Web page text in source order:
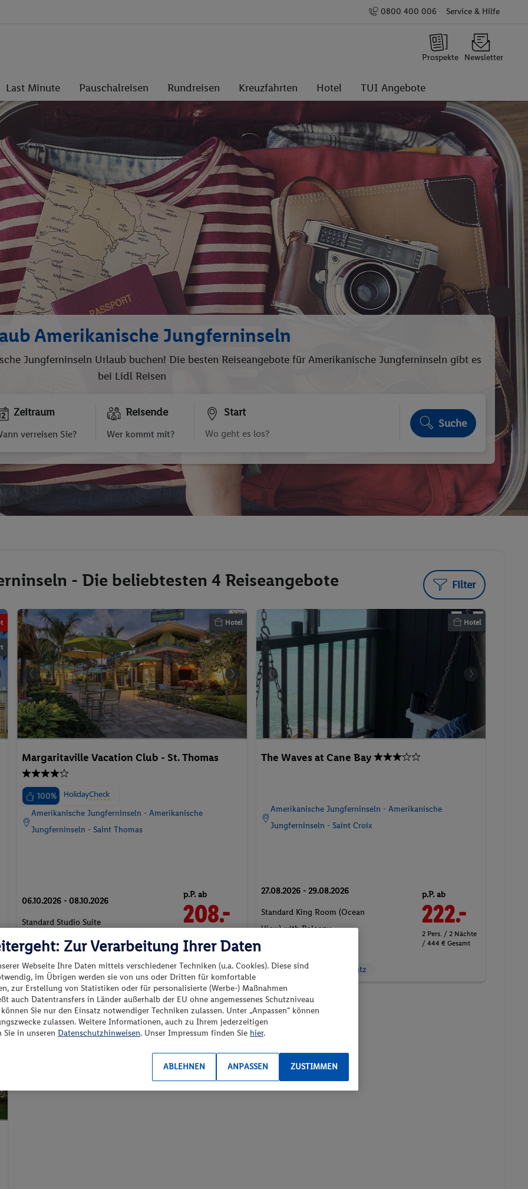
0800 400 006 Service & Hilfe
Prospekte Newsletter
Last Minute Pauschalreisen Rundreisen Kreuzfahrten Hotel TUI Angebote
Amerikanische Jungferninseln
Jungferninseln Urlaub buchen! Die besten Reiseangebote für Amerikanische Jungferninseln gibt es
bei Lidl Reisen
Zeitraum
verreisen Sie?
Reisende
Wer kommt mit?
Start
Suche
- Die beliebtesten 4 Reiseangebote Filter
MSC
Hotel
Margaritaville Vacation Club - St. Thomas
100%
Amerikanische Jungferninseln - Amerikanische
Jungferninseln - Saint Thomas
06.10.2026 - 08.10.2026
Standard Studio Suite
Ohne Verpflegung
p.P. ab
208.-
/ 416 € Gesamt
Suite Strand Wellnessurlaub
Hotel
The Waves at Cane Bay
Amerikanische Jungferninseln - Amerikanische
Jungferninseln - Saint Croix
27.08.2026 - 29.08.2026
Standard King Room (Ocean
View) with Balcony
p.P. ab
222.-
2 Pers. / 2 Nächte
/ 444 € Gesamt
Aktivurlaub Parkplatz
Zur Verarbeitung Ihrer Daten
Webseite Ihre Daten mittels verschiedener Techniken (u.a. Cookies). Diese sind
im Übrigen werden sie von uns oder Dritten für komfortable
zur Erstellung von Statistiken oder für personalisierte (Werbe-) Maßnahmen
auch Datentransfers in Länder außerhalb der EU ohne angemessenes Schutzniveau
Sie nur den Einsatz notwendiger Techniken zulassen. Unter „Anpassen“ können
zulassen. Weitere Informationen, auch zu Ihrem jederzeitigen
in unseren Datenschutzhinweisen. Unser Impressum finden Sie hier.
ZUSTIMMEN
ANPASSEN
ABLEHNEN